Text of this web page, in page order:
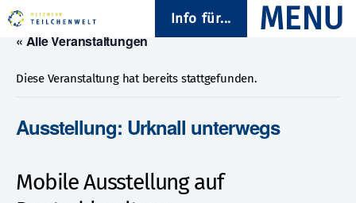
Info für...
« Alle Veranstaltungen
Diese Veranstaltung hat bereits stattgefunden.
Ausstellung: Urknall unterwegs
Mobile Ausstellung auf